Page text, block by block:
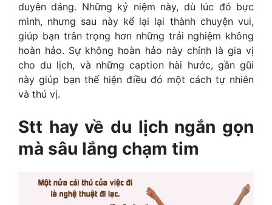
duyên dáng. Những kỷ niệm này, dù lúc đó bực
mình, nhưng sau này kể lại lại thành chuyện vui,
giúp bạn trân trọng hơn những trải nghiệm không
hoàn hảo. Sự không hoàn hảo này chính là gia vị
cho du lịch, và những caption hài hước, gần gũi
này giúp bạn thể hiện điều đó một cách tự nhiên
và thú vị.
Stt hay về du lịch ngắn gọn
mà sâu lắng chạm tim